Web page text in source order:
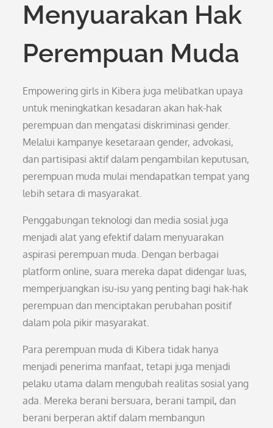
Menyuarakan Hak
Perempuan Muda
Empowering girls in Kibera juga melibatkan upaya
untuk meningkatkan kesadaran akan hak-hak
perempuan dan mengatasi diskriminasi gender.
Melalui kampanye kesetaraan gender, advokasi,
dan partisipasi aktif dalam pengambilan keputusan,
perempuan muda mulai mendapatkan tempat yang
lebih setara di masyarakat.
Penggabungan teknologi dan media sosial juga
menjadi alat yang efektif dalam menyuarakan
aspirasi perempuan muda. Dengan berbagai
platform online, suara mereka dapat didengar luas,
memperjuangkan isu-isu yang penting bagi hak-hak
perempuan dan menciptakan perubahan positif
dalam pola pikir masyarakat.
Para perempuan muda di Kibera tidak hanya
menjadi penerima manfaat, tetapi juga menjadi
pelaku utama dalam mengubah realitas sosial yang
ada. Mereka berani bersuara, berani tampil, dan
berani berperan aktif dalam membangun